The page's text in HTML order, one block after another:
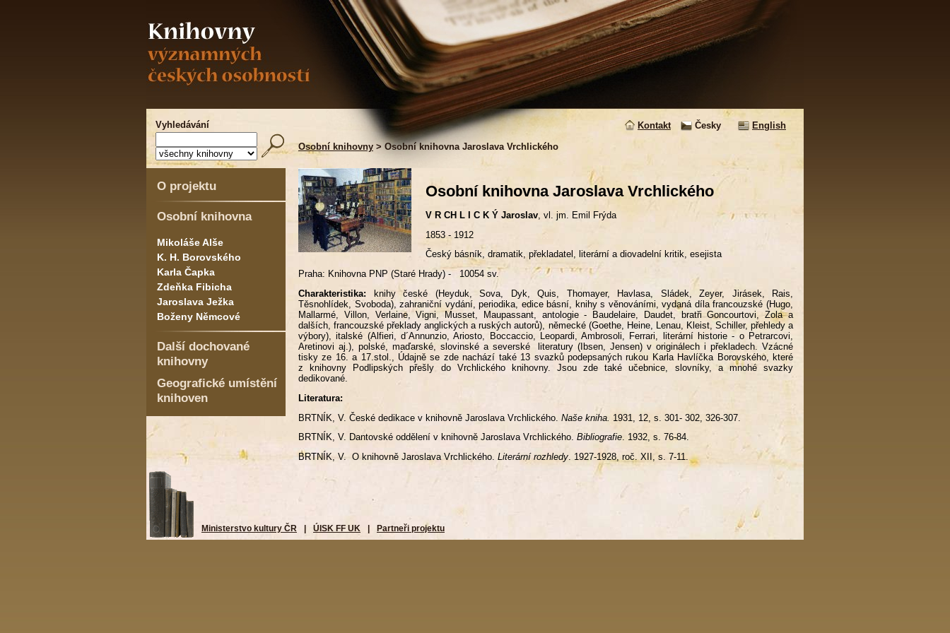
Vyhledávání Kontakt Česky
English
Osobní knihovny > Osobní knihovna Jaroslava Vrchlického
O projektu
Osobní knihovna
Mikoláše Alše
K. H. Borovského
Karla Čapka
Zdeňka Fibicha
Jaroslava Ježka
Boženy Němcové
Další dochované
knihovny
Geografické umístění
knihoven
Osobní knihovna Jaroslava Vrchlického
V R CH L I C K Ý Jaroslav , vl. jm. Emil Frýda
1853 - 1912
Český básník, dramatik, překladatel, literární a diovadelní kritik, esejista
Praha: Knihovna PNP (Staré Hrady) - 10054 sv.
Charakteristika: knihy české (Heyduk, Sova, Dyk, Quis, Thomayer, Havlasa, Sládek, Zeyer, Jirásek, Rais,
Těsnohlídek, Svoboda), zahraniční vydání, periodika, edice básní, knihy s věnováními, vydaná díla francouzské (Hugo,
Mallarmé, Villon, Verlaine, Vigni, Musset, Maupassant, antologie - Baudelaire, Daudet, bratři Goncourtovi, Zola a
dalších, francouzské překlady anglických a ruských autorů), německé (Goethe, Heine, Lenau, Kleist, Schiller, přehledy a
výbory), italské (Alfieri, d´Annunzio, Ariosto, Boccaccio, Leopardi, Ambrosoli, Ferrari, literární historie - o Petrarcovi,
Aretinovi aj.), polské, maďarské, slovinské a severské literatury (Ibsen, Jensen) v originálech i překladech. Vzácné
tisky ze 16. a 17.stol., Údajně se zde nachází také 13 svazků podepsaných rukou Karla Havlíčka Borovského, které
z knihovny Podlipských přešly do Vrchlického knihovny. Jsou zde také učebnice, slovníky, a mnohé svazky
dedikované.
Literatura:
BRTNÍK, V. České dedikace v knihovně Jaroslava Vrchlického. Naše kniha. 1931, 12, s. 301- 302, 326-307.
BRTNÍK, V. Dantovské oddělení v knihovně Jaroslava Vrchlického. Bibliografie. 1932, s. 76-84.
BRTNÍK, V. O knihovně Jaroslava Vrchlického. Literární rozhledy. 1927-1928, roč. XII, s. 7-11.
Ministerstvo kultury ČR ÚISK FF UK Partneři projektu